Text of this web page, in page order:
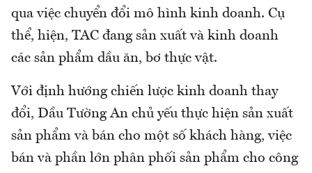
qua việc chuyển đổi mô hình kinh doanh. Cụ
thể, hiện, TAC đang sản xuất và kinh doanh
các sản phẩm dầu ăn, bơ thực vật.
Với định hướng chiến lược kinh doanh thay
đổi, Dầu Tường An chủ yếu thực hiện sản xuất
sản phẩm và bán cho một số khách hàng, việc
bán và phần lớn phân phối sản phẩm cho công